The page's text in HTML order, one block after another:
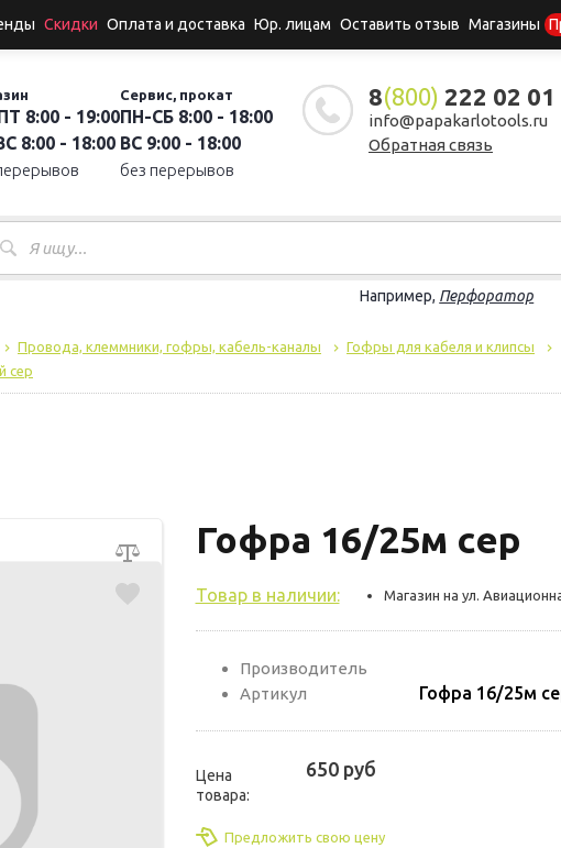
Скидки Оплата и доставка Юр. лицам Оставить отзыв Магазины
8:00 - 19:00
8:00 - 18:00
Сервис, прокат
ПН-СБ 8:00 - 18:00
ВС 9:00 - 18:00
без перерывов
8(800) 222 02 01
info@papakarlotools.ru
Обратная связь
Например, Перфоратор
Провода, клеммники, гофры, кабель-каналы
Гофры для кабеля и клипсы
сер
Гофра 16/25м сер
Товар в наличии: Магазин на ул.
Производитель
Артикул
Гофра 16/25м
Цена
товара:
650 руб
Предложить свою цену